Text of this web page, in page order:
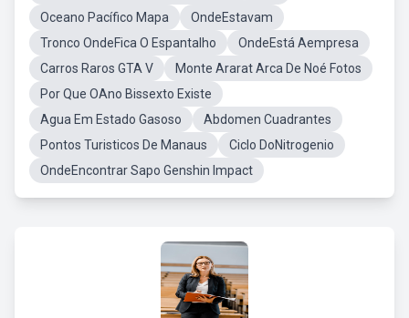
Oceano Pacífico Mapa
OndeEstavam
Tronco OndeFica O Espantalho
OndeEstá Aempresa
Carros Raros GTA V
Monte Ararat Arca De Noé Fotos
Por Que OAno Bissexto Existe
Agua Em Estado Gasoso
Abdomen Cuadrantes
Pontos Turisticos De Manaus
Ciclo DoNitrogenio
OndeEncontrar Sapo Genshin Impact